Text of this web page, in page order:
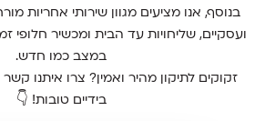
בנוסף, אנו מציעים מגוון שירותי אחריות
ועסקיים, שליחויות עד הבית ומכשיר חלופי
במצב כמו חדש.
זקוקים לתיקון מהיר ואמין? צרו איתנו
בידיים טובות! 👇